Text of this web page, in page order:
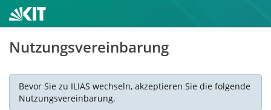
Nutzungsvereinbarung
Bevor Sie zu ILIAS wechseln, akzeptieren Sie die folgende
Nutzungsvereinbarung.